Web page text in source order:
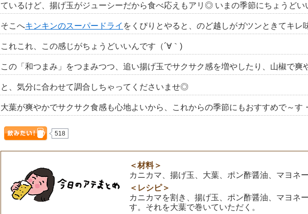
ているけど、揚げ玉がジューシーだから食べ応えもアリ◎ いまの季節にちょうど
そこへキンキンのスーパードライ をくぴりとやると、のど越しがガツンときてキレ
これこれ、この感じがちょうどいいんです（´∀｀)
この「和つまみ」をつまみつつ、追い揚げ玉でサクサク感を増やしたり、山椒で爽
と、気分に合わせて調合しちゃってくださいませ◎
大葉が爽やかでサクサク食感も心地よいから、これからの季節にもおすすめで～す
518
＜材料＞
カニカマ、揚げ玉、大葉、ポン酢醤油、マヨネ
＜レシピ＞
カニカマを割き、揚げ玉、ポン酢醤油、マヨネ
す。それを大葉で巻いていただく。